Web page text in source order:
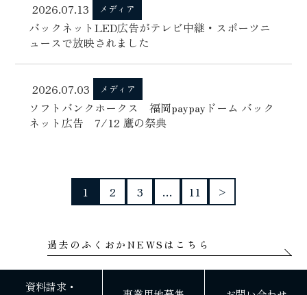
2026.07.13 メディア
バックネットLED広告がテレビ中継・スポーツニ
ュースで放映されました
2026.07.03 メディア
ソフトバンクホークス 福岡paypayドーム バック
ネット広告 7/12 鷹の祭典
1 2 3 … 11 >
過去のふくおかNEWSはこちら
資料請求・